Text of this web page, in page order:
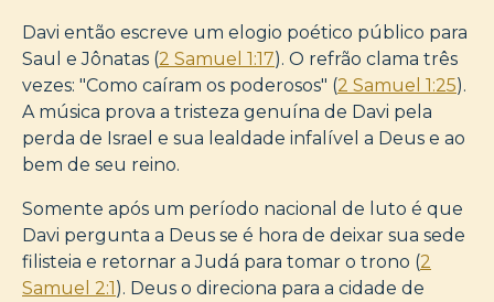
Davi então escreve um elogio poético público para
Saul e Jônatas (2 Samuel 1:17). O refrão clama três
vezes: "Como caíram os poderosos" (2 Samuel 1:25).
A música prova a tristeza genuína de Davi pela
perda de Israel e sua lealdade infalível a Deus e ao
bem de seu reino.
Somente após um período nacional de luto é que
Davi pergunta a Deus se é hora de deixar sua sede
filisteia e retornar a Judá para tomar o trono (2
Samuel 2:1). Deus o direciona para a cidade de